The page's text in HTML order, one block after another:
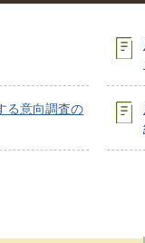
る意向調査の